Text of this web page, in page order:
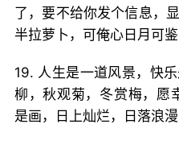
了，要不给你发个信息，
半拉萝卜，可俺心日月可
19. 人生是一道风景，快
柳，秋观菊，冬赏梅，愿
是画，日上灿烂，日落浪